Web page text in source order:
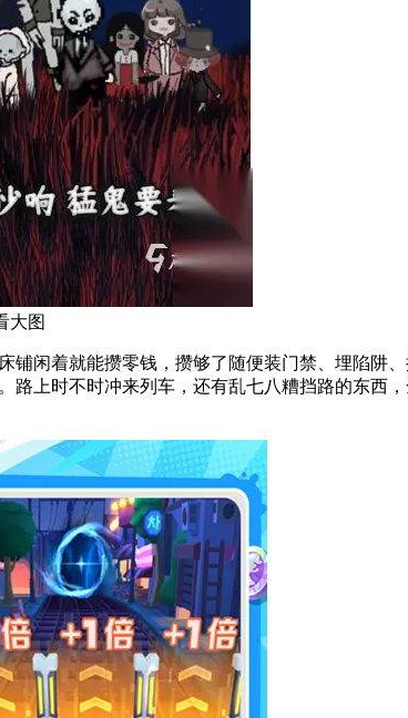
大图
闲着就能攒零钱，攒够了随便装门禁、埋陷阱
时不时冲来列车，还有乱七八糟挡路的东西，